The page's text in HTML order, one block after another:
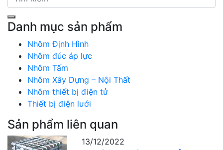
Danh mục sản phẩm
Nhôm Định Hình
Nhôm đúc áp lực
Nhôm Tấm
Nhôm Xây Dựng – Nội Thất
Nhôm thiết bị điện tử
Thiết bị điện lưới
Sản phẩm liên quan
13/12/2022